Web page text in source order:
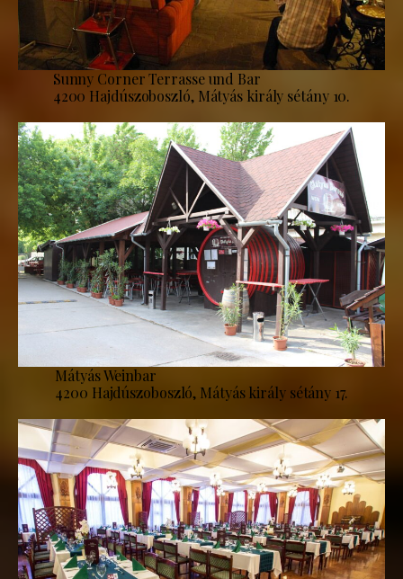
Sunny Corner Terrasse und Bar
4200 Hajdúszoboszló, Mátyás király sétány 10.
Mátyás Weinbar
4200 Hajdúszoboszló, Mátyás király sétány 17.